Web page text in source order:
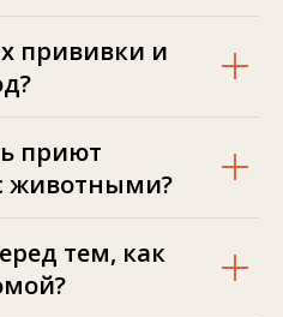
прививки и
приют
животными?
тем, как